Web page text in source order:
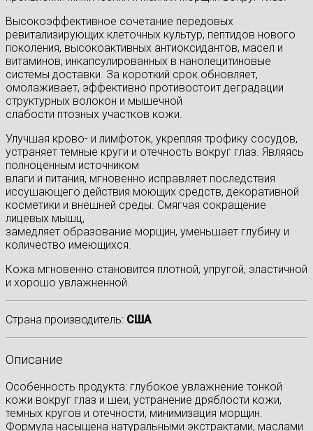
Высокоэффективное сочетание передовых
ревитализирующих клеточных культур, пептидов нового
поколения, высокоактивных антиоксидантов, масел и
витаминов, инкапсулированных в нанолецитиновые
системы доставки. За короткий срок обновляет,
омолаживает, эффективно противостоит деградации
структурных волокон и мышечной
слабости птозных участков кожи.
Улучшая крово- и лимфоток, укрепляя трофику сосудов,
устраняет темные круги и отечность вокруг глаз. Являясь
полноценным источником
влаги и питания, мгновенно исправляет последствия
иссушающего действия моющих средств, декоративной
косметики и внешней среды. Смягчая сокращение
лицевых мышц,
замедляет образование морщин, уменьшает глубину и
количество имеющихся.
Кожа мгновенно становится плотной, упругой, эластичной
и хорошо увлажненной.
Страна производитель: США
Описание
Особенность продукта: глубокое увлажнение тонкой
кожи вокруг глаз и шеи, устранение дряблости кожи,
темных кругов и отечности, минимизация морщин.
Формула насыщена натуральными экстрактами, маслами